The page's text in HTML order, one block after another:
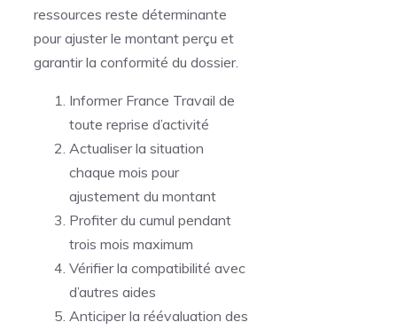
ressources reste déterminante
pour ajuster le montant perçu et
garantir la conformité du dossier.
Informer France Travail de
toute reprise d’activité
Actualiser la situation
chaque mois pour
ajustement du montant
Profiter du cumul pendant
trois mois maximum
Vérifier la compatibilité avec
d’autres aides
Anticiper la réévaluation des